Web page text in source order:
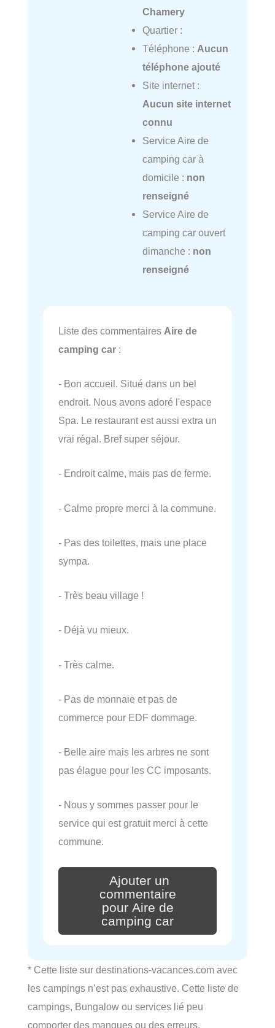
Chamery
Quartier :
Téléphone : Aucun
téléphone ajouté
Site internet :
Aucun site internet
connu
Service Aire de
camping car à
domicile : non
renseigné
Service Aire de
camping car ouvert
dimanche : non
renseigné
Liste des commentaires Aire de
camping car :
- Bon accueil. Situé dans un bel
endroit. Nous avons adoré l'espace
Spa. Le restaurant est aussi extra un
vrai régal. Bref super séjour.
- Endroit calme, mais pas de ferme.
- Calme propre merci à la commune.
- Pas des toilettes, mais une place
sympa.
- Très beau village !
- Déjà vu mieux.
- Très calme.
- Pas de monnaie et pas de
commerce pour EDF dommage.
- Belle aire mais les arbres ne sont
pas élague pour les CC imposants.
- Nous y sommes passer pour le
service qui est gratuit merci à cette
commune.
Ajouter un
commentaire
pour Aire de
camping car
* Cette liste sur destinations-vacances.com avec
les campings n’est pas exhaustive. Cette liste de
campings, Bungalow ou services lié peu
comporter des manques ou des erreurs.